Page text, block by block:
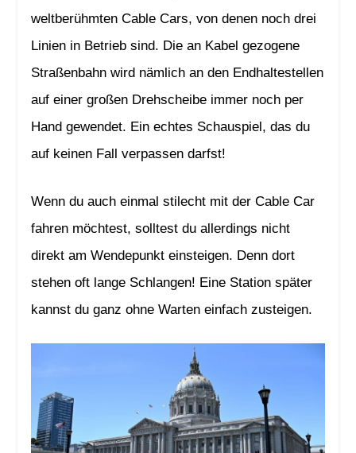
weltberühmten Cable Cars, von denen noch drei
Linien in Betrieb sind. Die an Kabel gezogene
Straßenbahn wird nämlich an den Endhaltestellen
auf einer großen Drehscheibe immer noch per
Hand gewendet. Ein echtes Schauspiel, das du
auf keinen Fall verpassen darfst!
Wenn du auch einmal stilecht mit der Cable Car
fahren möchtest, solltest du allerdings nicht
direkt am Wendepunkt einsteigen. Denn dort
stehen oft lange Schlangen! Eine Station später
kannst du ganz ohne Warten einfach zusteigen.